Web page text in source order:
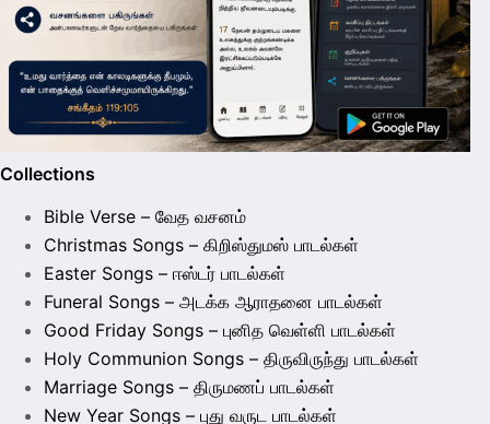
Collections
Bible Verse – வேத வசனம்
Christmas Songs – கிறிஸ்துமஸ் பாடல்கள்
Easter Songs – ஈஸ்டர் பாடல்கள்
Funeral Songs – அடக்க ஆராதனை பாடல்கள்
Good Friday Songs – புனித வெள்ளி பாடல்கள்
Holy Communion Songs – திருவிருந்து பாடல்கள்
Marriage Songs – திருமணப் பாடல்கள்
New Year Songs – புது வருட பாடல்கள்